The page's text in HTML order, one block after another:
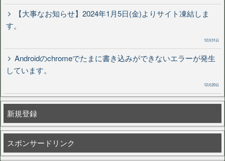
【大事なお知らせ】2024年1月5日(金)よりサイト凍結しま
す。
12月31日
Androidのchromeでたまに書き込みができないエラーが発生
しています。
12月20日
新規登録
スポンサードリンク